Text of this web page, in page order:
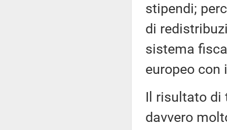
stipendi;
di
sistema
europeo
Il risultato di
davvero